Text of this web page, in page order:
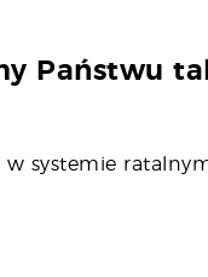
Państwu
systemie